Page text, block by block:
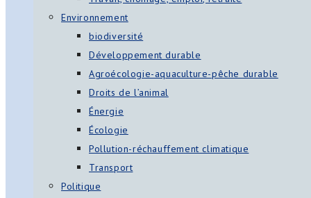
Environnement
biodiversité
Développement durable
Agroécologie-aquaculture-pêche durable
Droits de l’animal
Énergie
Écologie
Pollution-réchauffement climatique
Transport
Politique